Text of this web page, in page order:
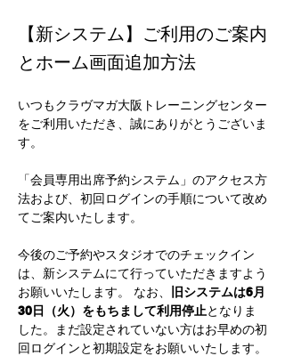
【新システム】ご利用のご案内
とホーム画面追加方法
いつもクラヴマガ大阪トレーニングセンター
をご利用いただき、誠にありがとうございま
す。
「会員専用出席予約システム」のアクセス方
法および、初回ログインの手順について改め
てご案内いたします。
今後のご予約やスタジオでのチェックイン
は、新システムにて行っていただきますよう
お願いいたします。 なお、
旧システムは6月
30日（火）をもちまして利用停止となりま
した。まだ設定されていない方はお早めの初
回ログインと初期設定をお願いいたします。